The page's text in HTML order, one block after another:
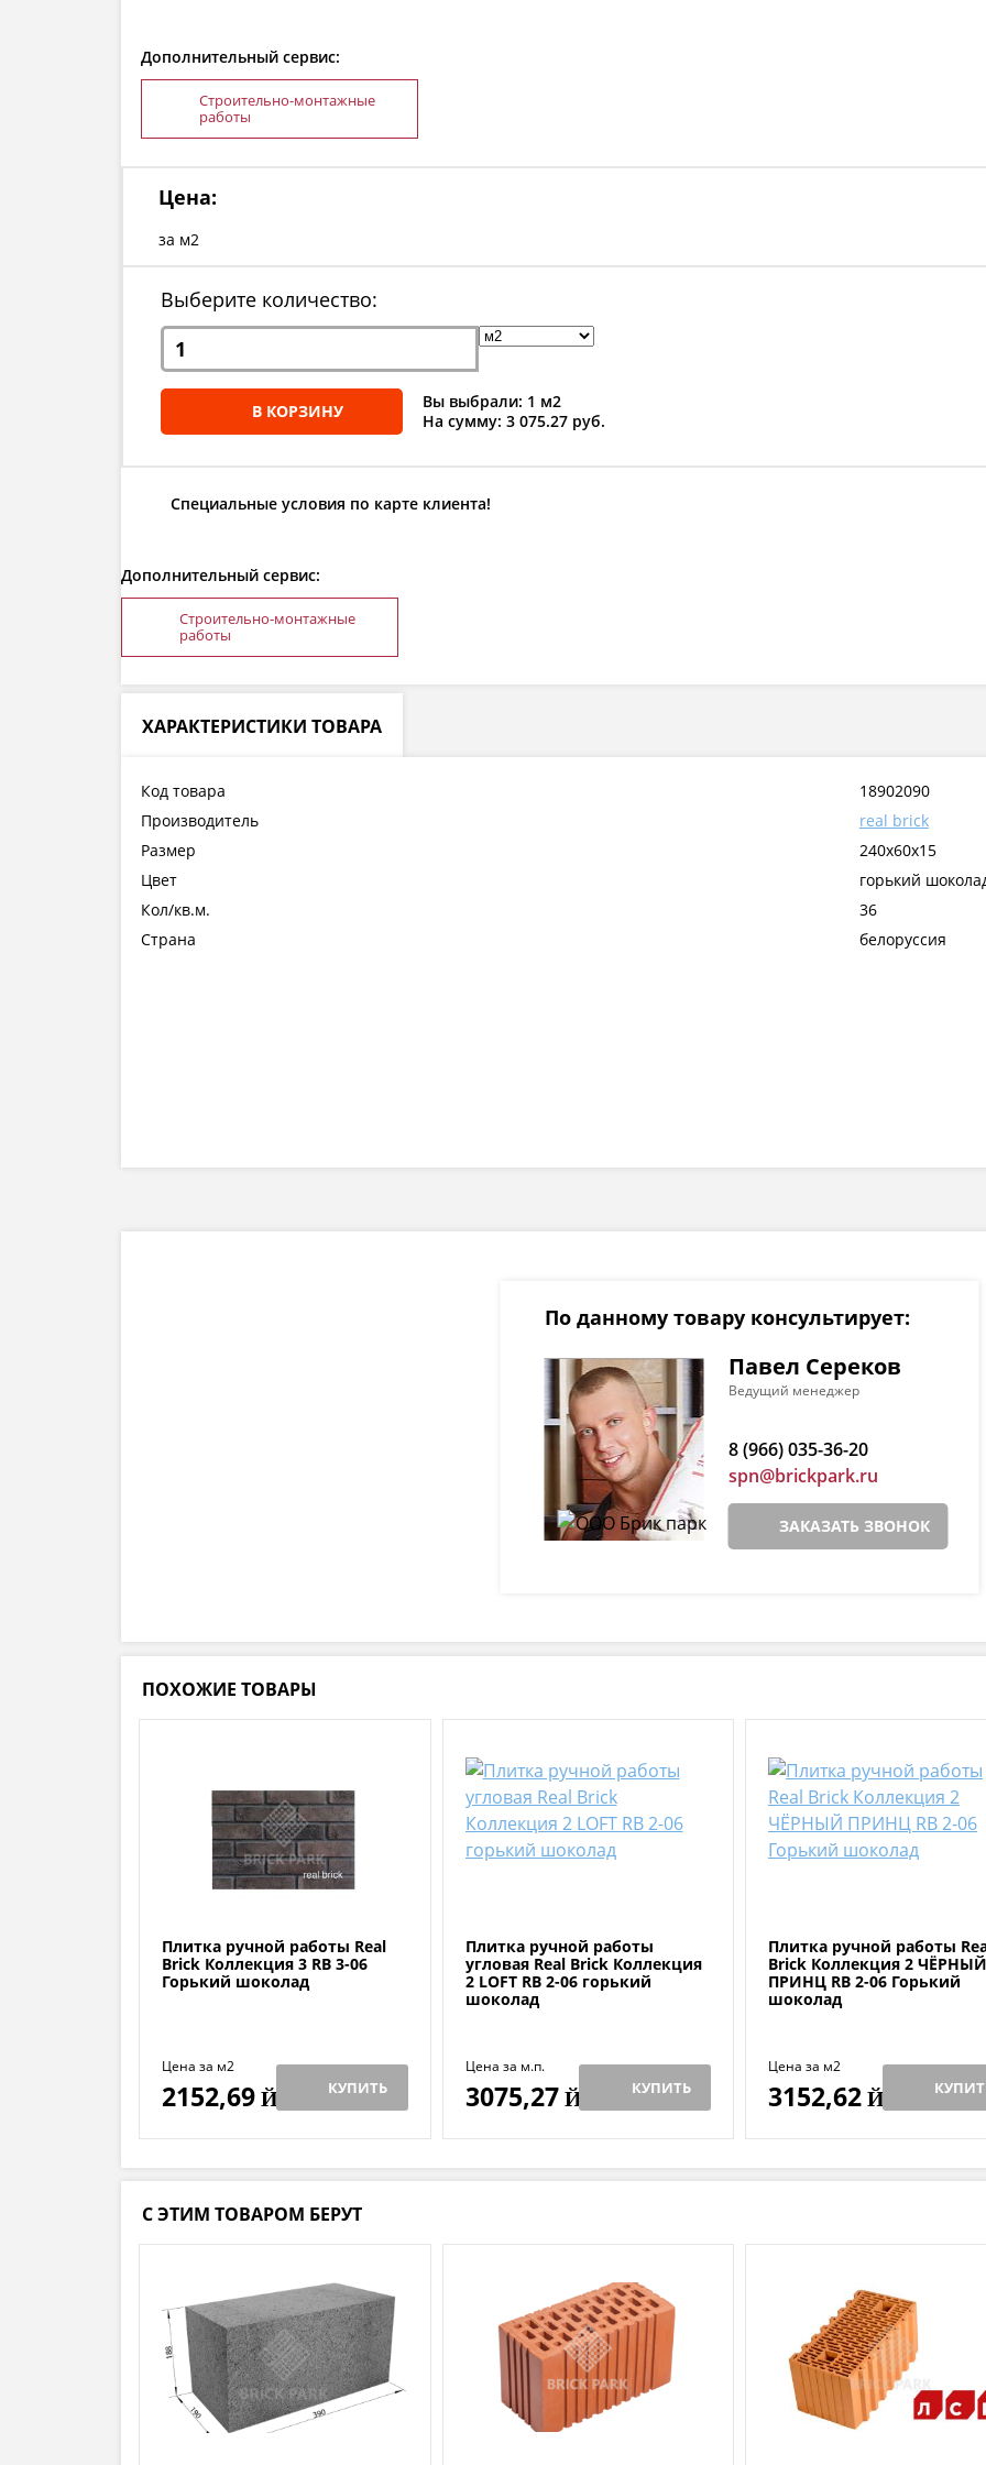
Дополнительный сервис:
Строительно-монтажные
работы
Цена:
за м2
Выберите количество:
В КОРЗИНУ
Вы выбрали: 1 м2
На сумму: 3 075.27 руб.
Специальные условия по карте клиента!
Дополнительный сервис:
Строительно-монтажные
работы
ХАРАКТЕРИСТИКИ ТОВАРА
Код товара
18902090
Производитель
real brick
Размер
240х60х15
Цвет
горький
Кол/кв.м.
36
Страна
белоруссия
По данному товару консультирует:
Павел Сереков
Ведущий менеджер
8 (966) 035-36-20
spn@brickpark.ru
ЗАКАЗАТЬ ЗВОНОК
ПОХОЖИЕ ТОВАРЫ
Плитка ручной работы Real
Brick Коллекция 3 RB 3-06
Горький шоколад
Цена за м2
2152,69 Й КУПИТЬ
Плитка ручной работы
угловая Real Brick Коллекция
2 LOFT RB 2-06 горький
шоколад
Цена за м.п.
3075,27Й КУПИТЬ
Плитка ручной работы
Brick Коллекция 2 ЧЁРНЫЙ
ПРИНЦ RB 2-06 Горький
шоколад
Цена за м2
3152,62 Й
С ЭТИМ ТОВАРОМ БЕРУТ